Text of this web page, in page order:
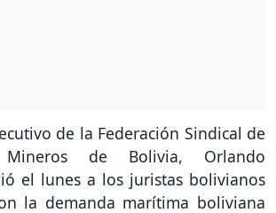
de la Federación Sindical de
Mineros de Bolivia, Orlando
el lunes a los juristas bolivianos
la demanda marítima boliviana